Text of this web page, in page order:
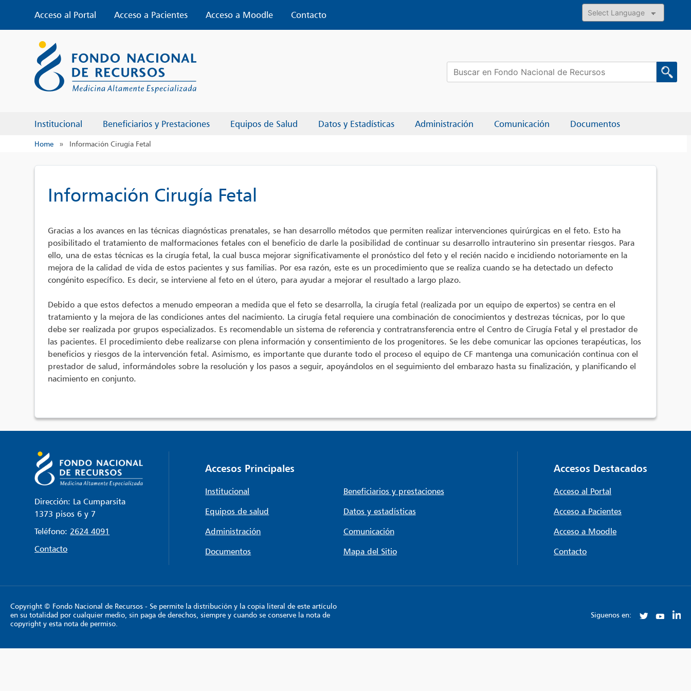
content
Acceso al Portal Acceso a Pacientes Acceso a Moodle
Contacto
Powered by
Institucional Beneficiarios y Prestaciones Equipos de Salud Datos y Estadísticas Administración Comunicación Documentos
Buscar:
Home » Información Cirugía Fetal
Información Cirugía Fetal
Gracias a los avances en las técnicas diagnósticas prenatales, se han desarrollo métodos que permiten realizar intervenciones quirúrgicas en el feto. Esto ha
posibilitado el tratamiento de malformaciones fetales con el beneficio de darle la posibilidad de continuar su desarrollo intrauterino sin presentar riesgos. Para
ello, una de estas técnicas es la cirugía fetal, la cual busca mejorar significativamente el pronóstico del feto y el recién nacido e incidiendo notoriamente en la
mejora de la calidad de vida de estos pacientes y sus familias. Por esa razón, este es un procedimiento que se realiza cuando se ha detectado un defecto
congénito específico. Es decir, se interviene al feto en el útero, para ayudar a mejorar el resultado a largo plazo.
Debido a que estos defectos a menudo empeoran a medida que el feto se desarrolla, la cirugía fetal (realizada por un equipo de expertos) se centra en el
tratamiento y la mejora de las condiciones antes del nacimiento. La cirugía fetal requiere una combinación de conocimientos y destrezas técnicas, por lo que
debe ser realizada por grupos especializados. Es recomendable un sistema de referencia y contratransferencia entre el Centro de Cirugía Fetal y el prestador de
las pacientes. El procedimiento debe realizarse con plena información y consentimiento de los progenitores. Se les debe comunicar las opciones terapéuticas, los
beneficios y riesgos de la intervención fetal. Asimismo, es importante que durante todo el proceso el equipo de CF mantenga una comunicación continua con el
prestador de salud, informándoles sobre la resolución y los pasos a seguir, apoyándolos en el seguimiento del embarazo hasta su finalización, y planificando el
nacimiento en conjunto.
Dirección: La Cumparsita
1373 pisos 6 y 7
Teléfono: 2624 4091
Contacto
Accesos Principales
Institucional
Beneficiarios y prestaciones
Equipos de salud
Datos y estadísticas
Administración
Comunicación
Documentos
Mapa del Sitio
Accesos Destacados
Acceso al Portal
Acceso a Pacientes
Acceso a Moodle
Contacto
Copyright © Fondo Nacional de Recursos - Se permite la distribución y la copia literal de este artículo
en su totalidad por cualquier medio, sin paga de derechos, siempre y cuando se conserve la nota de
copyright y esta nota de permiso.
Siguenos en: